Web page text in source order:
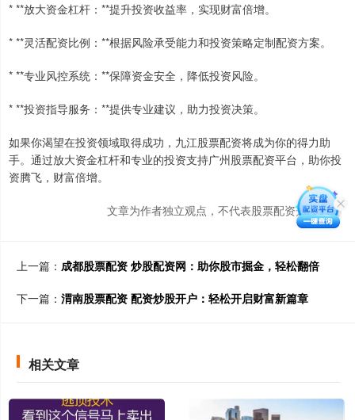
* **放大资金杠杆：**提升投资收益率，实现财富倍增。
* **灵活配资比例：**根据风险承受能力和投资策略定制配资方案。
* **专业风控系统：**保障资金安全，降低投资风险。
* **投资指导服务：**提供专业建议，助力投资决策。
如果你渴望在投资领域取得成功，九江股票配资将成为你的得力助
手。通过放大资金杠杆和专业的投资支持广州股票配资平台，助你投
资腾飞，财富倍增。
文章为作者独立观点，不代表股票配资开户观点
上一篇： 成都股票配资 炒股配资网：助你股市掘金，轻松翻倍
下一篇： 渭南股票配资 配资炒股开户：轻松开启财富新篇章
相关文章